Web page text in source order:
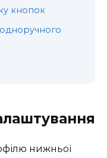
кнопок
одноручного
нижньої